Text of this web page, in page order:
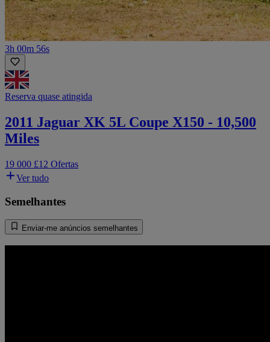
3h 00m 56s
Reserva quase atingida
2011 Jaguar XK 5L Coupe X150 - 10,500
Miles
19 000 £12 Ofertas
Ver tudo
Semelhantes
Enviar-me anúncios semelhantes